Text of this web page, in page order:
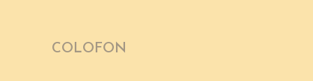
COLOFON